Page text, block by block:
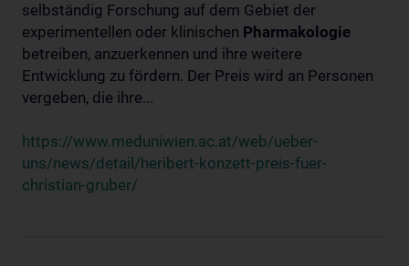
selbständig Forschung auf dem Gebiet der
experimentellen oder klinischen Pharmakologie
betreiben, anzuerkennen und ihre weitere
Entwicklung zu fördern. Der Preis wird an Personen
vergeben, die ihre...
https://www.meduniwien.ac.at/web/ueber-
uns/news/detail/heribert-konzett-preis-fuer-
christian-gruber/